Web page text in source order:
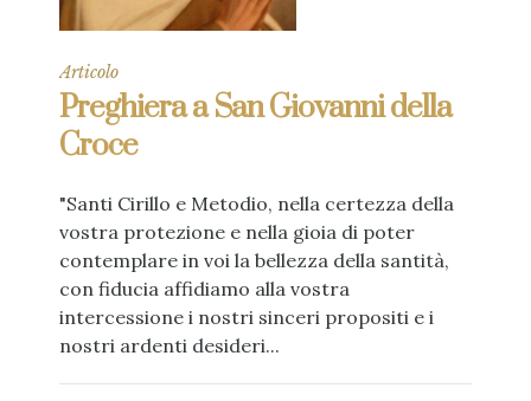
Articolo
Preghiera a San Giovanni della
Croce
"Santi Cirillo e Metodio, nella certezza della
vostra protezione e nella gioia di poter
contemplare in voi la bellezza della santità,
con fiducia affidiamo alla vostra
intercessione i nostri sinceri propositi e i
nostri ardenti desideri...